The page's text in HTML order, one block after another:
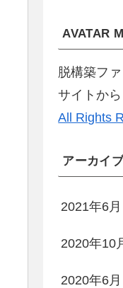
AVATAR
脱構築フ
サイトから
All Rights
アーカイ
2021年6月
2020年10
2020年6月